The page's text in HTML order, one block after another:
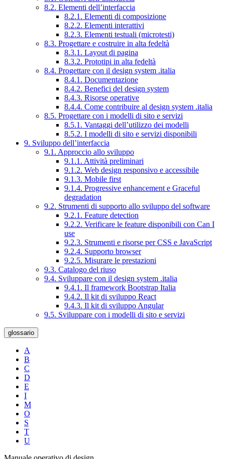
8.2. Elementi dell’interfaccia
8.2.1. Elementi di composizione
8.2.2. Elementi interattivi
8.2.3. Elementi testuali (microtesti)
8.3. Progettare e costruire in alta fedeltà
8.3.1. Layout di pagina
8.3.2. Prototipi in alta fedeltà
8.4. Progettare con il design system .italia
8.4.1. Documentazione
8.4.2. Benefici del design system
8.4.3. Risorse operative
8.4.4. Come contribuire al design system .italia
8.5. Progettare con i modelli di sito e servizi
8.5.1. Vantaggi dell’utilizzo dei modelli
8.5.2. I modelli di sito e servizi disponibili
9. Sviluppo dell’interfaccia
9.1. Approccio allo sviluppo
9.1.1. Attività preliminari
9.1.2. Web design responsivo e accessibile
9.1.3. Mobile first
9.1.4. Progressive enhancement e Graceful
degradation
9.2. Strumenti di supporto allo sviluppo del software
9.2.1. Feature detection
9.2.2. Verificare le feature disponibili con Can I
use
9.2.3. Strumenti e risorse per CSS e JavaScript
9.2.4. Supporto browser
9.2.5. Misurare le prestazioni
9.3. Catalogo del riuso
9.4. Sviluppare con il design system .italia
9.4.1. Il framework Bootstrap Italia
9.4.2. Il kit di sviluppo React
9.4.3. Il kit di sviluppo Angular
9.5. Sviluppare con i modelli di sito e servizi
glossario
A
B
C
D
E
I
M
O
S
T
U